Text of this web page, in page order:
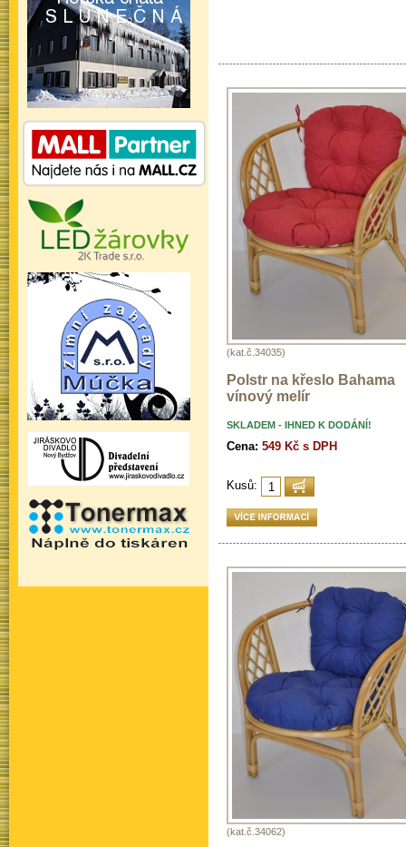
(kat.č.34035)
Polstr na křeslo Bahama
vínový melír
SKLADEM - IHNED K DODÁNÍ!
Cena: 549 Kč s DPH
Kusů:
(kat.č.34062)